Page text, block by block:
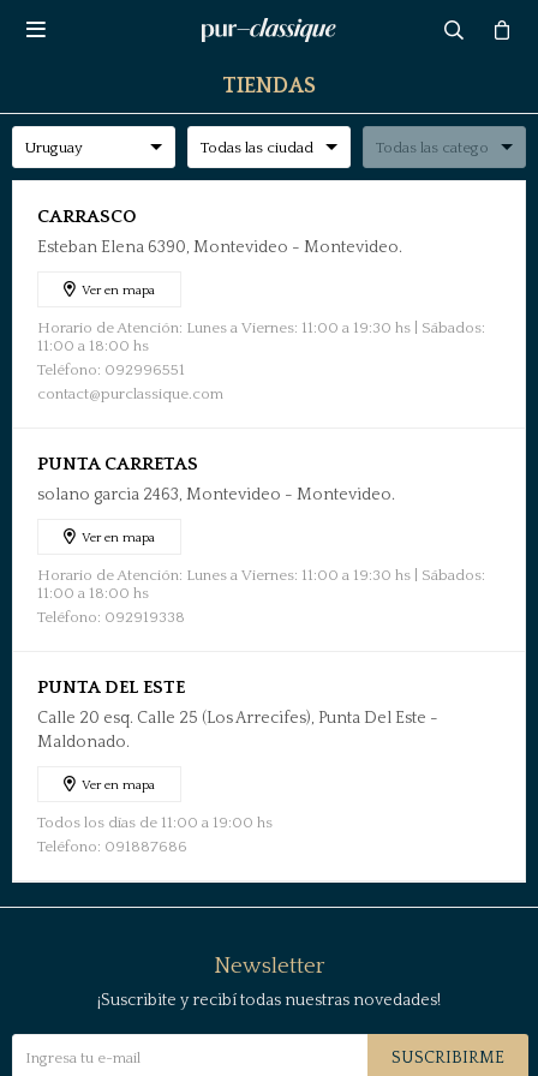

TIENDAS
CARRASCO
Esteban Elena 6390, Montevideo - Montevideo.
Ver en mapa
Horario de Atención: Lunes a Viernes: 11:00 a 19:30 hs | Sábados:
11:00 a 18:00 hs
Teléfono: 092996551
contact@purclassique.com
PUNTA CARRETAS
solano garcia 2463, Montevideo - Montevideo.
Ver en mapa
Horario de Atención: Lunes a Viernes: 11:00 a 19:30 hs | Sábados:
11:00 a 18:00 hs
Teléfono: 092919338
PUNTA DEL ESTE
Calle 20 esq. Calle 25 (Los Arrecifes), Punta Del Este -
Maldonado.
Ver en mapa
Todos los días de 11:00 a 19:00 hs
Teléfono: 091887686
Newsletter
¡Suscribite y recibí todas nuestras novedades!
SUSCRIBIRME